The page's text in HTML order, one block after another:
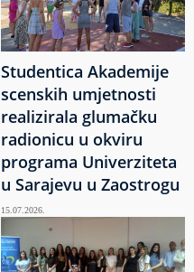
Studentica Akademije
scenskih umjetnosti
realizirala glumačku
radionicu u okviru
programa Univerziteta
u Sarajevu u Zaostrogu
15.07.2026.